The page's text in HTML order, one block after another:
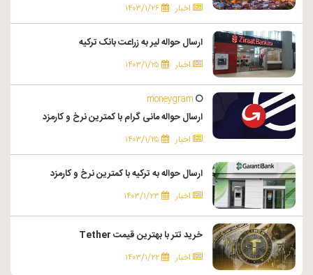
اخبار ۱۴۰۳/۱/۲۶
ارسال حواله لیر به زراعت بانک ترکیه
اخبار ۱۴۰۳/۱/۲۵
moneygram
ارسال حواله مانی گرام با کمترین نرخ و کارمزد
اخبار ۱۴۰۳/۱/۲۵
ارسال حواله به ترکیه با کمترین نرخ و کارمزد
اخبار ۱۴۰۳/۱/۲۳
خرید تتر با بهترین قیمت Tether
اخبار ۱۴۰۳/۱/۲۲